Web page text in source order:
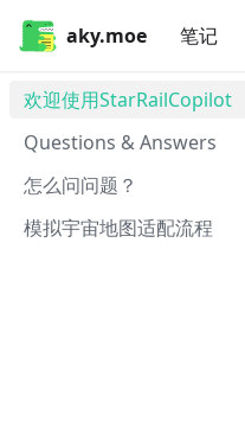
aky.moe 笔记
欢迎使用StarRailCopilot
Questions & Answers
怎么问问题？
模拟宇宙地图适配流程